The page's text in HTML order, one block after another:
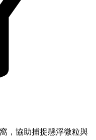
，協助捕捉懸浮微粒與